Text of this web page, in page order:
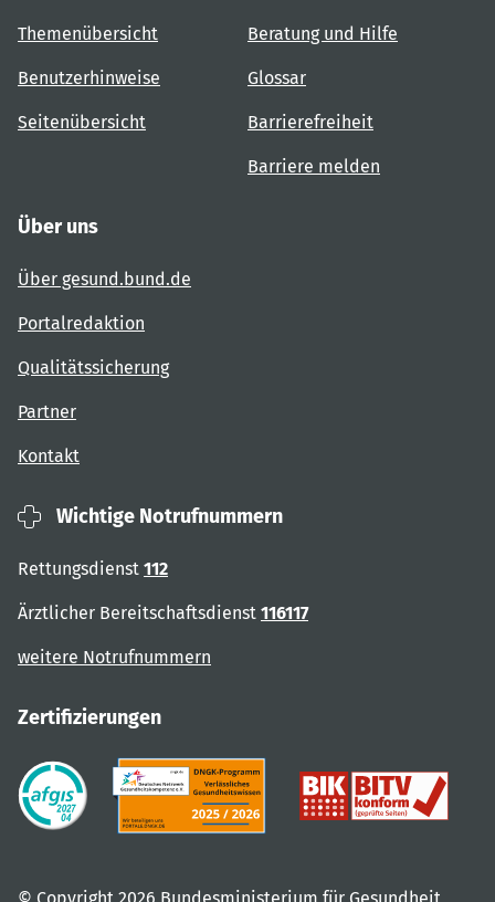
Themenübersicht
Benutzerhinweise
Seitenübersicht
Beratung und Hilfe
Glossar
Barrierefreiheit
Barriere melden
Über uns
Über gesund.bund.de
Portalredaktion
Qualitätssicherung
Partner
Kontakt
Wichtige Notrufnummern
Rettungsdienst 112
Ärztlicher Bereitschaftsdienst 116117
weitere Notrufnummern
Zertifizierungen